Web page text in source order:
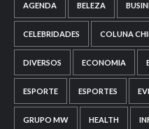
AGENDA BELEZA
CELEBRIDADES COLUNA
DIVERSOS ECONOMIA
ESPORTE ESPORTES
GRUPO MW HEALTH